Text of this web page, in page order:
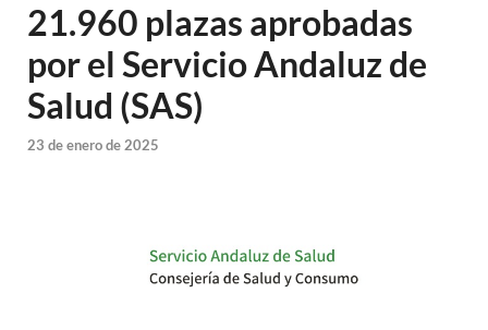
21.960 plazas aprobadas
por el Servicio Andaluz de
Salud (SAS)
23 de enero de 2025